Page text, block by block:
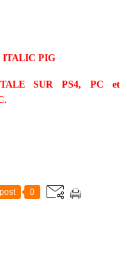
ITALIC PIG
SUR PS4, PC et
0